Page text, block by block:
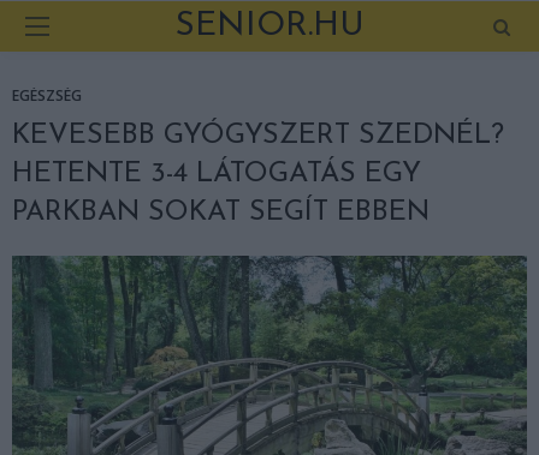
SENIOR.HU
EGÉSZSÉG
KEVESEBB GYÓGYSZERT SZEDNÉL?
HETENTE 3-4 LÁTOGATÁS EGY
PARKBAN SOKAT SEGÍT EBBEN